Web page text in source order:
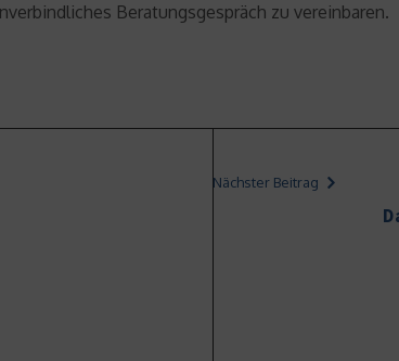
Beratungsgespräch zu vereinbaren.
Nächster Beitrag